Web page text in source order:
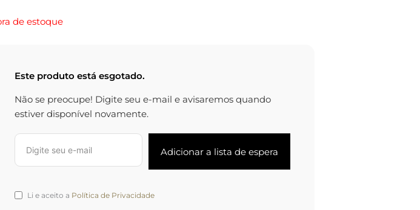
de estoque
Este produto está esgotado.
Não se preocupe! Digite seu e-mail e avisaremos quando
estiver disponível novamente.
Li e aceito a Política de Privacidade